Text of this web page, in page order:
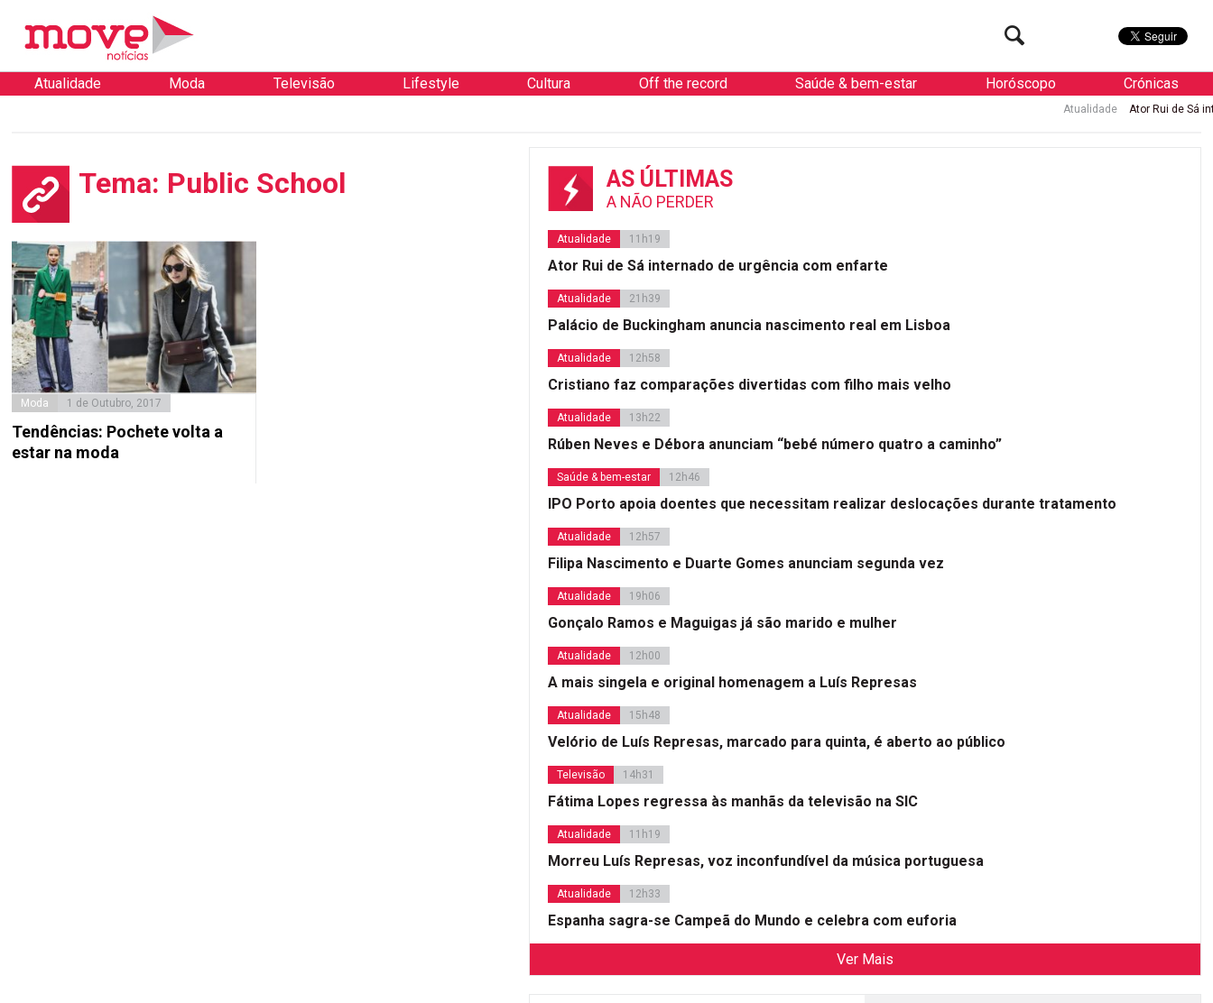
Atualidade Moda Televisão Lifestyle Cultura Off the record Saúde & bem-estar Horóscopo Crónicas
Atualidade Ator Rui de Sá
Tema: Public School
Moda 1 de Outubro, 2017
Tendências: Pochete volta a
estar na moda
AS ÚLTIMAS
A NÃO PERDER
Atualidade 11h19
Ator Rui de Sá internado de urgência com enfarte
Atualidade 21h39
Palácio de Buckingham anuncia nascimento real em Lisboa
Atualidade 12h58
Cristiano faz comparações divertidas com filho mais velho
Atualidade 13h22
Rúben Neves e Débora anunciam “bebé número quatro a caminho”
Saúde & bem-estar 12h46
IPO Porto apoia doentes que necessitam realizar deslocações durante tratamento
Atualidade 12h57
Filipa Nascimento e Duarte Gomes anunciam segunda vez
Atualidade 19h06
Gonçalo Ramos e Maguigas já são marido e mulher
Atualidade 12h00
A mais singela e original homenagem a Luís Represas
Atualidade 15h48
Velório de Luís Represas, marcado para quinta, é aberto ao público
Televisão 14h31
Fátima Lopes regressa às manhãs da televisão na SIC
Atualidade 11h19
Morreu Luís Represas, voz inconfundível da música portuguesa
Atualidade 12h33
Espanha sagra-se Campeã do Mundo e celebra com euforia
Ver Mais